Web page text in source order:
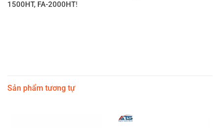
1500HT, FA-2000HT!
Sản phẩm tương tự